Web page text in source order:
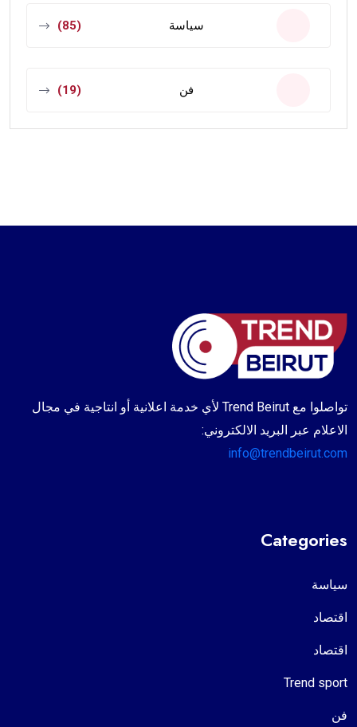
سياسة (85)
فن (19)
تواصلوا مع Trend Beirut لأي خدمة اعلانية أو انتاجية في مجال
الاعلام عبر البريد الالكتروني:
info@trendbeirut.com
Categories
سياسة
اقتصاد
اقتصاد
Trend sport
فن